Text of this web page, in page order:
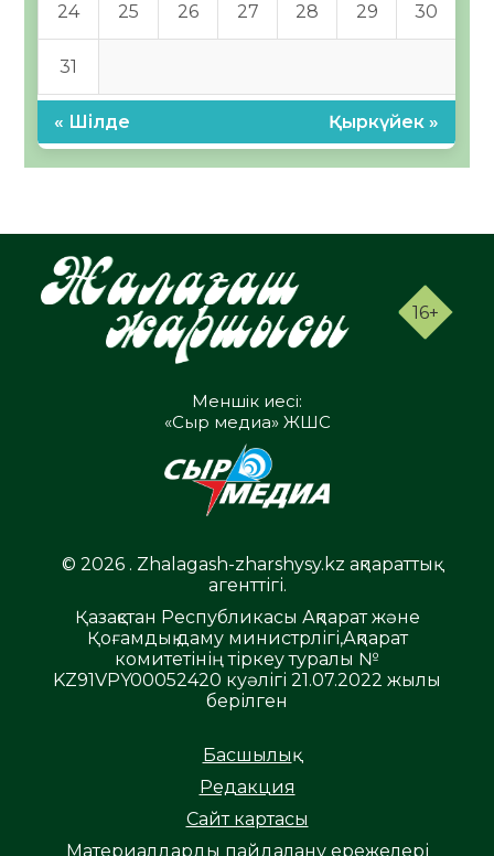
24 25 26 27 28 29 30
31
« Шілде Қыркүйек »
16+
Меншік иесі:
«Сыр медиа» ЖШС
© 2026 . Zhalagash-zharshysy.kz ақпараттық
агенттігі.
Қазақстан Республикасы Ақпарат және
Қоғамдық даму министрлігі,Ақпарат
комитетінің тіркеу туралы №
KZ91VPY00052420 куәлігі 21.07.2022 жылы
берілген
Басшылық
Редакция
Сайт картасы
Материалдарды пайдалану ережелері